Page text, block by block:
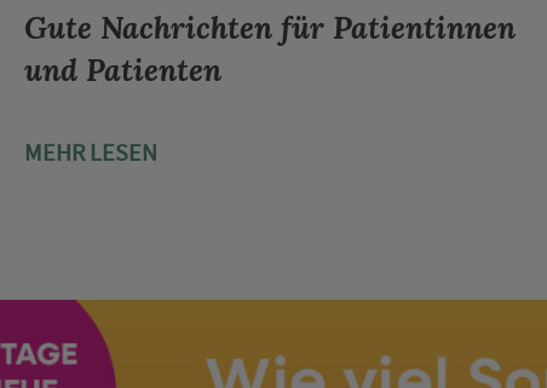
Gute Nachrichten für Patientinnen
und Patienten
MEHR LESEN